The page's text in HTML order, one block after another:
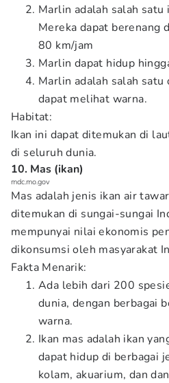
Marlin adalah salah
Mereka dapat berenang
80 km/jam
Marlin dapat hidup
Marlin adalah salah
dapat melihat warna.
Habitat:
Ikan ini dapat ditemukan di
di seluruh dunia.
10. Mas (ikan)
mdc.mo.gov
Mas adalah jenis ikan air
ditemukan di sungai-sungai
mempunyai nilai ekonomis
dikonsumsi oleh masyarakat
Fakta Menarik:
Ada lebih dari 200
dunia, dengan berbagai
warna.
Ikan mas adalah ikan
dapat hidup di berbagai
kolam, akuarium, dan